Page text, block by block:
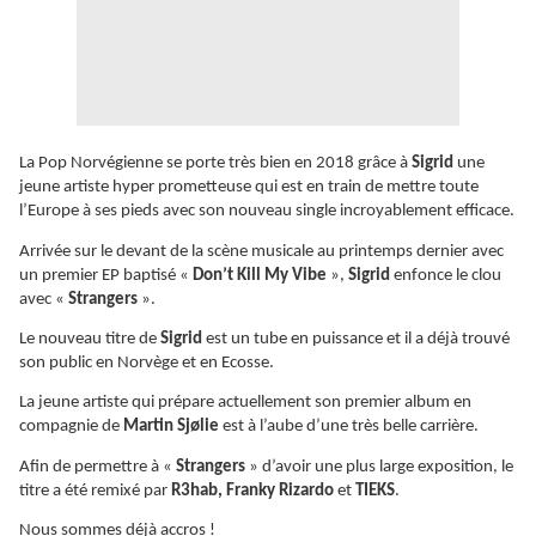
La Pop Norvégienne se porte très bien en 2018 grâce à Sigrid une
jeune artiste hyper prometteuse qui est en train de mettre toute
l’Europe à ses pieds avec son nouveau single incroyablement efficace.
Arrivée sur le devant de la scène musicale au printemps dernier avec
un premier EP baptisé « Don’t Kill My Vibe », Sigrid enfonce le clou
avec « Strangers ».
Le nouveau titre de Sigrid est un tube en puissance et il a déjà trouvé
son public en Norvège et en Ecosse.
La jeune artiste qui prépare actuellement son premier album en
compagnie de Martin Sjølie est à l’aube d’une très belle carrière.
Afin de permettre à « Strangers » d’avoir une plus large exposition, le
titre a été remixé par R3hab, Franky Rizardo et TIEKS.
Nous sommes déjà accros !